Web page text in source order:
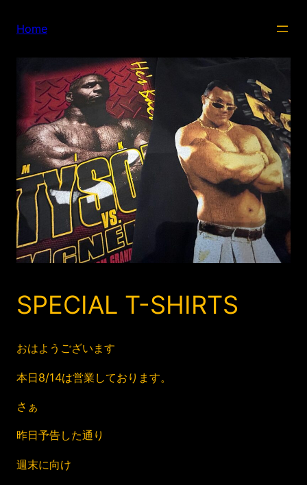
Home
SPECIAL T-SHIRTS
おはようございます
本日8/14は営業しております。
さぁ
昨日予告した通り
週末に向け